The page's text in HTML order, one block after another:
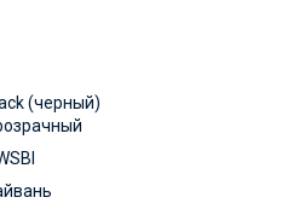
(черный)